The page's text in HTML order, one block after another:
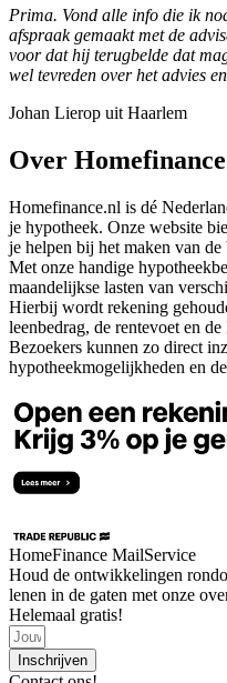
Prima. Vond alle info die ik
afspraak gemaakt met de
voor dat hij terugbelde dat
wel tevreden over het advies
Johan Lierop uit Haarlem
Over Homefinance
Homefinance.nl is dé
je hypotheek. Onze website
je helpen bij het maken van
Met onze handige
maandelijkse lasten van
Hierbij wordt rekening
leenbedrag, de rentevoet en
Bezoekers kunnen zo direct
hypotheekmogelijkheden en
HomeFinance MailService
Houd de ontwikkelingen
lenen in de gaten met onze
Helemaal gratis!
Inschrijven